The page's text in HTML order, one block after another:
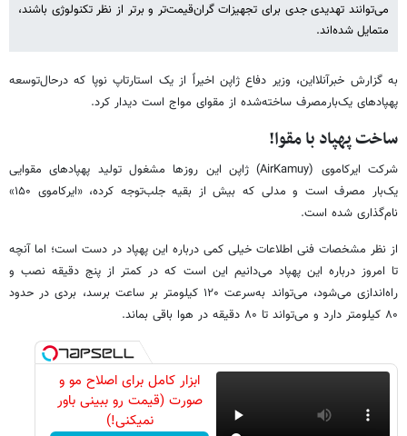
می‌توانند تهدیدی جدی برای تجهیزات گران‌قیمت‌تر و برتر از نظر تکنولوژی باشند،
متمایل شده‌اند.
به گزارش خبرآنلااین، وزیر دفاع ژاپن اخیراً از یک استارتاپ نوپا که درحال‌توسعه
پهپادهای یک‌بارمصرف ساخته‌شده از مقوای مواج است دیدار کرد.
ساخت پهپاد با مقوا!
شرکت ایرکاموی (AirKamuy) ژاپن این روزها مشغول تولید پهپادهای مقوایی
یک‌بار مصرف است و مدلی که بیش از بقیه جلب‌توجه کرده، «ایرکاموی ۱۵۰»
نام‌گذاری شده است.
از نظر مشخصات فنی اطلاعات خیلی کمی درباره این پهپاد در دست است؛ اما آنچه
تا امروز درباره این پهپاد می‌دانیم این است که در کمتر از پنج دقیقه نصب و
راه‌اندازی می‌شود، می‌تواند به‌سرعت ۱۲۰ کیلومتر بر ساعت برسد، بردی در حدود
۸۰ کیلومتر دارد و می‌تواند تا ۸۰ دقیقه در هوا باقی بماند.
ابزار کامل برای اصلاح مو و
صورت (قیمت رو ببینی باور
نمیکنی!)